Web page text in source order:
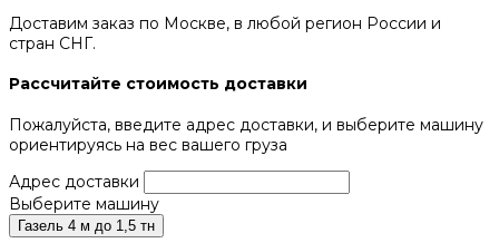
Доставим заказ по Москве, в любой регион России и
стран СНГ.
Рассчитайте стоимость доставки
Пожалуйста, введите адрес доставки, и выберите машину
ориентируясь на вес вашего груза
Адрес доставки
Выберите машину
Газель 4 м до 1,5 тн